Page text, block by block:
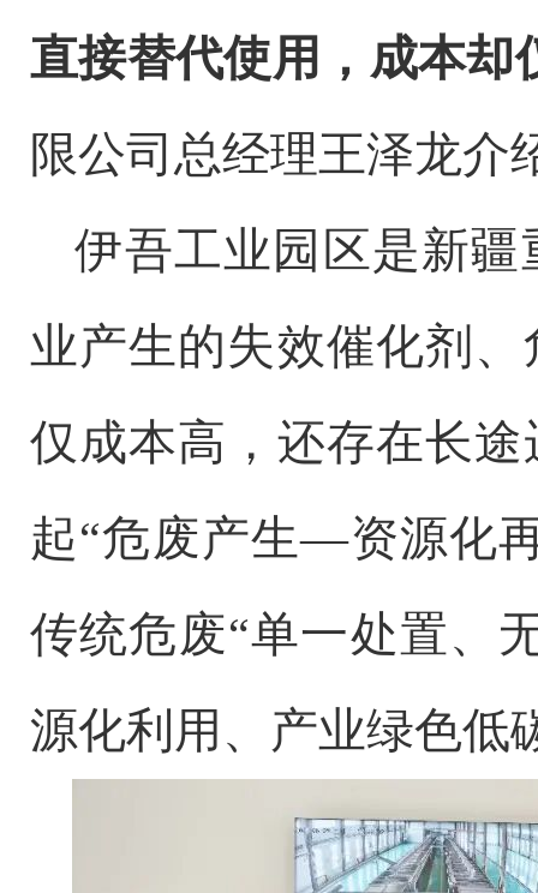
直接替代使用，成本却
限公司总经理王泽龙介
伊吾工业园区是新
业产生的失效催化剂
仅成本高，还存在长
起“危废产生—资源化
传统危废“单一处置、
源化利用、产业绿色低